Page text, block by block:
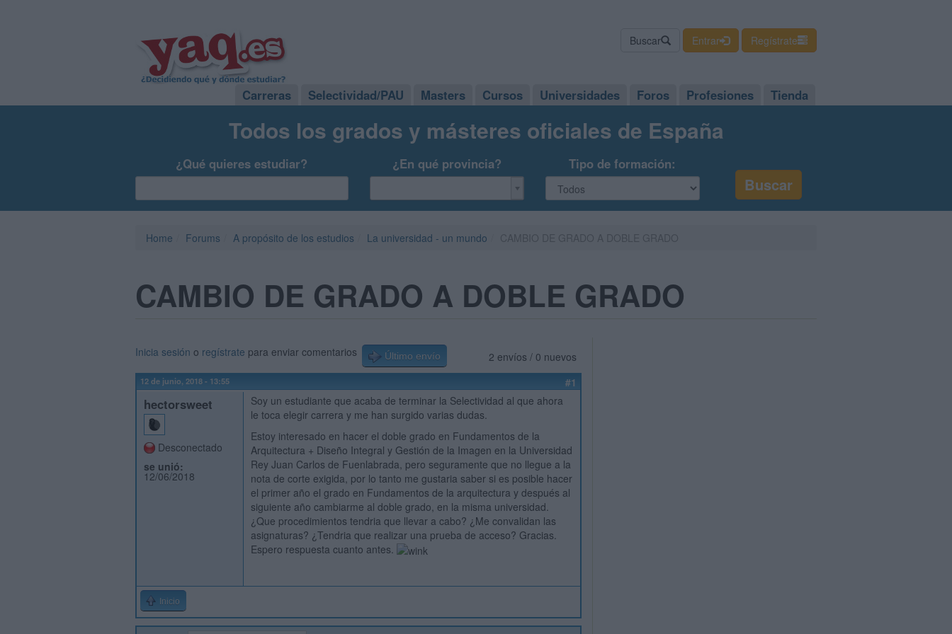
Buscar Entrar Regístrate
Carreras Selectividad/PAU Masters Cursos Universidades Foros Profesiones Tienda
Todos los grados y másteres oficiales de España
¿Qué quieres estudiar? ¿En qué provincia? Tipo de formación:
Home Forums A propósito de los estudios La universidad - un mundo
CAMBIO DE GRADO A DOBLE GRADO
2 envíos / 0 nuevos
Inicia sesión o regístrate para enviar comentarios Último envío
12 de junio, 2018 - 13:55 #1
hectorsweet
Desconectado
se unió:
12/06/2018
Soy un estudiante que acaba de terminar la Selectividad al que ahora
le toca elegir carrera y me han surgido varias dudas.
Estoy interesado en hacer el doble grado en Fundamentos de la
Arquitectura + Diseño Integral y Gestión de la Imagen en la Universidad
Rey Juan Carlos de Fuenlabrada, pero seguramente que no llegue a la
nota de corte exigida, por lo tanto me gustaria saber si es posible hacer
el primer año el grado en Fundamentos de la arquitectura y después al
siguiente año cambiarme al doble grado, en la misma universidad.
¿Que procedimientos tendria que llevar a cabo? ¿Me convalidan las
asignaturas? ¿Tendria que realizar una prueba de acceso? Gracias.
Espero respuesta cuanto antes.
Inicio